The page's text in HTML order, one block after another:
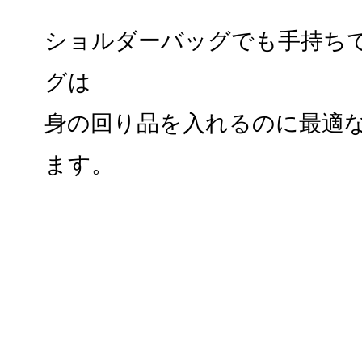
ショルダーバッグでも手持ち
グは
身の回り品を入れるのに最適
ます。